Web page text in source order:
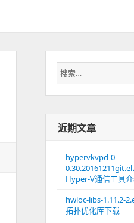
搜
索：
近期文章
hypervkvpd-0-
Hyper-V通信工具
hwloc-libs-1.11.2-
拓扑优化库下载